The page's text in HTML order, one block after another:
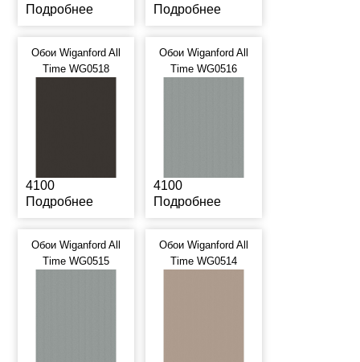
Подробнее Подробнее
Обои Wiganford All
Time WG0518
4100
Подробнее
Обои Wiganford All
Time WG0516
4100
Подробнее
Обои Wiganford All
Time WG0515
Обои Wiganford All
Time WG0514